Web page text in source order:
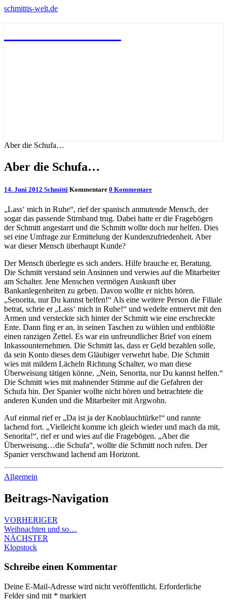
schmittis-welt.de
Aber die Schufa…
Aber die Schufa…
14. Juni 2012 Schmitti Kommentare 0 Kommentare
„Lass‘ mich in Ruhe“, rief der spanisch anmutende Mensch, der
sogar das passende Stirnband trug. Dabei hatte er die Fragebögen
der Schmitt angestarrt und die Schmitt wollte doch nur helfen. Dies
sei eine Umfrage zur Ermittelung der Kundenzufriedenheit. Aber
war dieser Mensch überhaupt Kunde?
Der Mensch überlegte es sich anders. Hilfe brauche er, Beratung.
Die Schmitt verstand sein Ansinnen und verwies auf die Mitarbeiter
am Schalter. Jene Menschen vermögen Auskunft über
Bankanlegenheiten zu geben. Davon wollte er nichts hören.
„Senorita, nur Du kannst helfen!“ Als eine weitere Person die Filiale
betrat, schrie er „Lass‘ mich in Ruhe!“ und wedelte entnervt mit den
Armen und versteckte sich hinter der Schmitt wie eine erschreckte
Ente. Dann fing er an, in seinen Taschen zu wühlen und entblößte
einen ranzigen Zettel. Es war ein unfreundlicher Brief von einem
Inkassounternehmen. Die Schmitt las, dass er Geld bezahlen solle,
da sein Konto dieses dem Gläubiger verwehrt habe. Die Schmitt
wies mit mildem Lächeln Richtung Schalter, wo man diese
Überweisung tätigen könne. „Nein, Senorita, nur Du kannst helfen.“
Die Schmitt wies mit mahnender Stimme auf die Gefahren der
Schufa hin. Der Spanier wollte nicht hören und betrachtete die
anderen Kunden und die Mitarbeiter mit Argwohn.
Auf einmal rief er „Da ist ja der Knoblauchtürke!“ und rannte
lachend fort. „Vielleicht komme ich gleich wieder und mach da mit,
Senorita!“, rief er und wies auf die Fragebögen. „Aber die
Überweisung…die Schufa“, wollte die Schmitt noch rufen. Der
Spanier verschwand lachend am Horizont.
Allgemein
Beitrags-Navigation
VORHERIGER
Weihnachten und so…
NÄCHSTER
Klopstock
Schreibe einen Kommentar
Deine E-Mail-Adresse wird nicht veröffentlicht. Erforderliche
Felder sind mit * markiert